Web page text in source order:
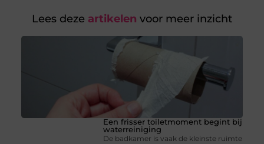
Lees deze artikelen voor meer inzicht
Een frisser toiletmoment begint bij
waterreiniging
De badkamer is vaak de kleinste ruimte